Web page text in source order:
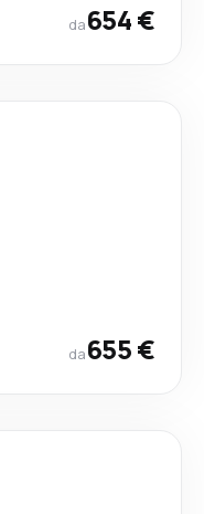
da654 €
da655 €